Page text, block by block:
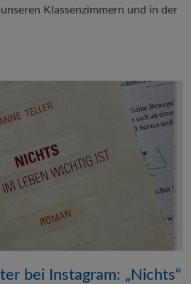
Klassenzimmern und in der
bei Instagram: „Nichts“